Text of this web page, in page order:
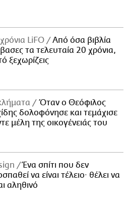
LiFO
Από όσα βιβλία
τα τελευταία 20 χρόνια,
ξεχωρίζεις
Όταν ο Θεόφιλος
δολοφόνησε και τεμάχισε
μέλη της οικογένειάς του
Ένα σπίτι που δεν
να είναι τέλειο· θέλει να
αληθινό